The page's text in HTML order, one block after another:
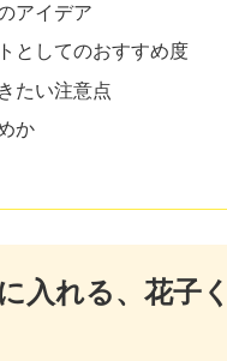
アイデア
としてのおすすめ度
たい注意点
か
入れる、花子